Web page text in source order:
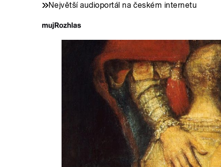
Největší audioportál na českém internetu